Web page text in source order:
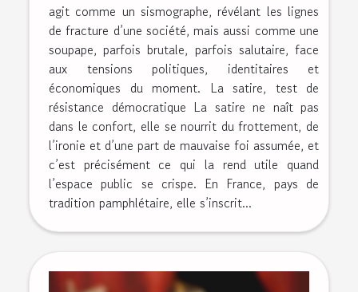
agit comme un sismographe, révélant les lignes
de fracture d’une société, mais aussi comme une
soupape, parfois brutale, parfois salutaire, face
aux tensions politiques, identitaires et
économiques du moment. La satire, test de
résistance démocratique La satire ne naît pas
dans le confort, elle se nourrit du frottement, de
l’ironie et d’une part de mauvaise foi assumée, et
c’est précisément ce qui la rend utile quand
l’espace public se crispe. En France, pays de
tradition pamphlétaire, elle s’inscrit...